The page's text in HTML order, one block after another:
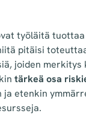
työläitä
pitäisi
joiden
tärkeä osa
etenkin